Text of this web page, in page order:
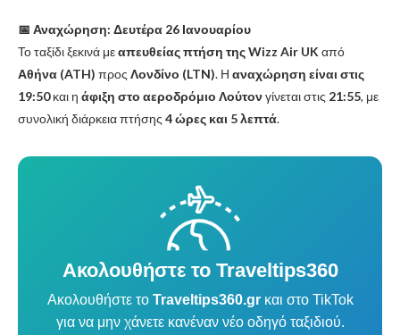
📅 Αναχώρηση: Δευτέρα 26 Ιανουαρίου
Το ταξίδι ξεκινά μεαπευθείας πτήση της Wizz Air UK από
Αθήνα (ATH) προς Λονδίνο (LTN). Η αναχώρηση είναι στις
19:50και η άφιξη στο αεροδρόμιο Λούτονγίνεται στις 21:55, με
συνολική διάρκεια πτήσης 4 ώρες και 5 λεπτά.
Ακολουθήστε το Traveltips360
Ακολουθήστε το Traveltips360.grκαι στο TikTok
για να μην χάνετε κανέναν νέο οδηγό ταξιδιού.